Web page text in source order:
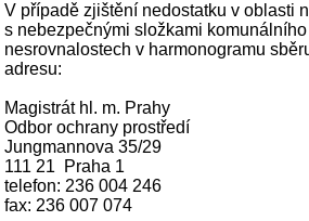
V případě zjištění nedostatku v oblasti
s nebezpečnými složkami
nesrovnalostech v harmonogramu
adresu:
Magistrát hl. m. Prahy
Odbor ochrany prostředí
Jungmannova 35/29
111 21 Praha 1
telefon: 236 004 246
fax: 236 007 074